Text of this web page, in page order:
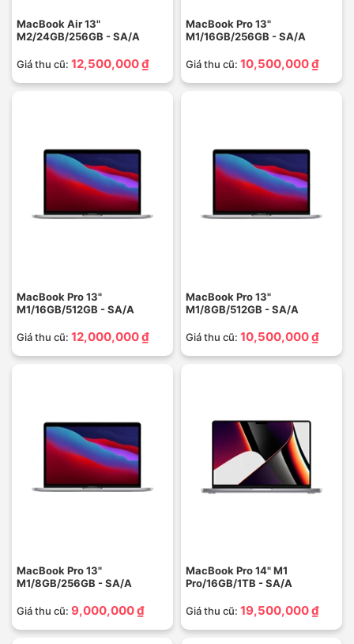
MacBook Air 13"
M2/24GB/256GB - SA/A
Giá thu cũ: 12,500,000 ₫
MacBook Pro 13"
M1/16GB/256GB - SA/A
Giá thu cũ: 10,500,000 ₫
MacBook Pro 13"
M1/16GB/512GB - SA/A
Giá thu cũ: 12,000,000 ₫
MacBook Pro 13"
M1/8GB/512GB - SA/A
Giá thu cũ: 10,500,000 ₫
MacBook Pro 13"
M1/8GB/256GB - SA/A
Giá thu cũ: 9,000,000 ₫
MacBook Pro 14" M1
Pro/16GB/1TB - SA/A
Giá thu cũ: 19,500,000 ₫